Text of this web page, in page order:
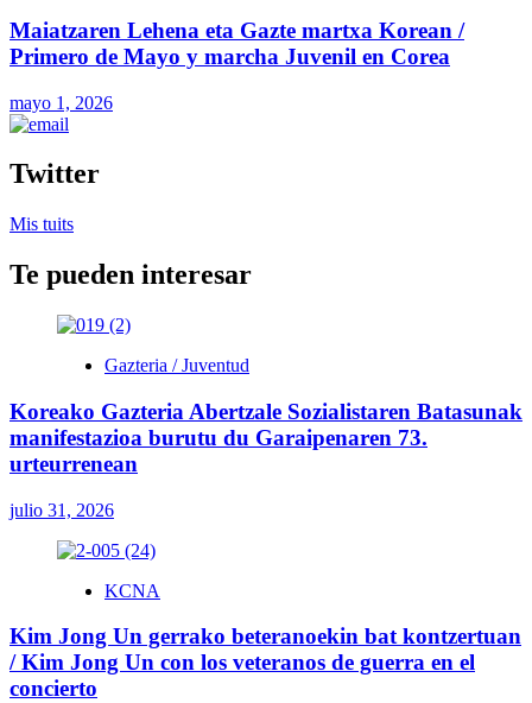
Maiatzaren Lehena eta Gazte martxa Korean /
Primero de Mayo y marcha Juvenil en Corea
mayo 1, 2026
Twitter
Mis tuits
Te pueden interesar
Gazteria / Juventud
Koreako Gazteria Abertzale Sozialistaren Batasunak
manifestazioa burutu du Garaipenaren 73.
urteurrenean
julio 31, 2026
KCNA
Kim Jong Un gerrako beteranoekin bat kontzertuan
/ Kim Jong Un con los veteranos de guerra en el
concierto